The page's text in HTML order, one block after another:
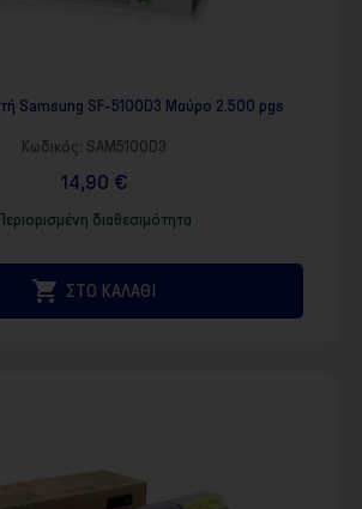
Samsung SF-5100D3 Μαύρο 2.500 pgs
Κωδικός: SAM5100D3
14,90 €
διαθεσιμότητα
 ΣΤΟ ΚΑΛΑΘΙ